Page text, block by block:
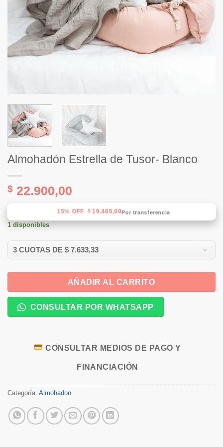
Almohadón Estrella de Tusor- Blanco
$ 22.900,00
15% OFF $19.465,00Por transferencia
1 disponibles
AÑADIR AL CARRITO
CONSULTAR POR WHATSAPP
CONSULTAR MEDIOS DE PAGO Y
FINANCIACIÓN
Categoría: Almohadon